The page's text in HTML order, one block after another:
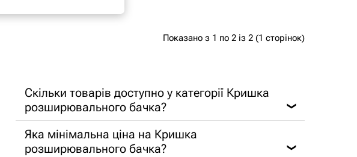
Показано з 1 по 2 із 2 (1 сторінок)
Скільки товарів доступно у категорії Кришка
розширювального бачка?
❯
Яка мінімальна ціна на Кришка
розширювального бачка?
❯